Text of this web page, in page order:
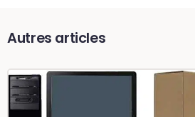
Autres articles